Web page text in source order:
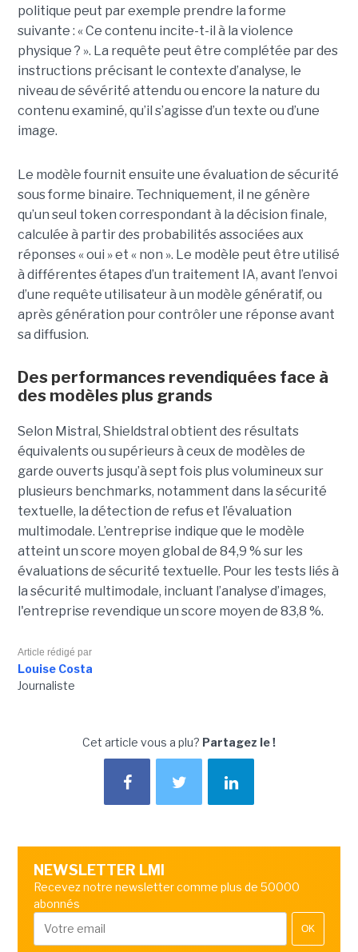
politique peut par exemple prendre la forme
suivante : « Ce contenu incite-t-il à la violence
physique ? ». La requête peut être complétée par des
instructions précisant le contexte d’analyse, le
niveau de sévérité attendu ou encore la nature du
contenu examiné, qu’il s’agisse d’un texte ou d’une
image.
Le modèle fournit ensuite une évaluation de sécurité
sous forme binaire. Techniquement, il ne génère
qu’un seul token correspondant à la décision finale,
calculée à partir des probabilités associées aux
réponses « oui » et « non ». Le modèle peut être utilisé
à différentes étapes d’un traitement IA, avant l’envoi
d’une requête utilisateur à un modèle génératif, ou
après génération pour contrôler une réponse avant
sa diffusion.
Des performances revendiquées face à
des modèles plus grands
Selon Mistral, Shieldstral obtient des résultats
équivalents ou supérieurs à ceux de modèles de
garde ouverts jusqu’à sept fois plus volumineux sur
plusieurs benchmarks, notamment dans la sécurité
textuelle, la détection de refus et l’évaluation
multimodale. L’entreprise indique que le modèle
atteint un score moyen global de 84,9 % sur les
évaluations de sécurité textuelle. Pour les tests liés à
la sécurité multimodale, incluant l’analyse d’images,
l'entreprise revendique un score moyen de 83,8 %.
Article rédigé par
Louise Costa
Journaliste
Cet article vous a plu? Partagez le !
NEWSLETTER LMI
Recevez notre newsletter comme plus de 50000
abonnés
OK